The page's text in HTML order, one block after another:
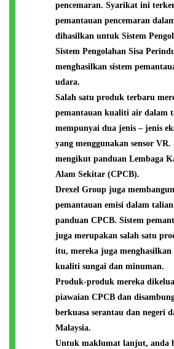
pencemaran. Syarikat ini
pemantauan pencemaran
dihasilkan untuk Sistem
Sistem Pengolahan Sisa
menghasilkan sistem
udara.
Salah satu produk terbaru
pemantauan kualiti air dalam
mempunyai dua jenis – jenis
yang menggunakan sensor
mengikut panduan Lembaga
Alam Sekitar (CPCB).
Drexel Group juga
pemantauan emisi dalam
panduan CPCB. Sistem
juga merupakan salah satu
itu, mereka juga menghasilkan
kualiti sungai dan minuman.
Produk-produk mereka
piawaian CPCB dan
berkuasa serantau dan negeri
Malaysia.
Untuk maklumat lanjut, anda